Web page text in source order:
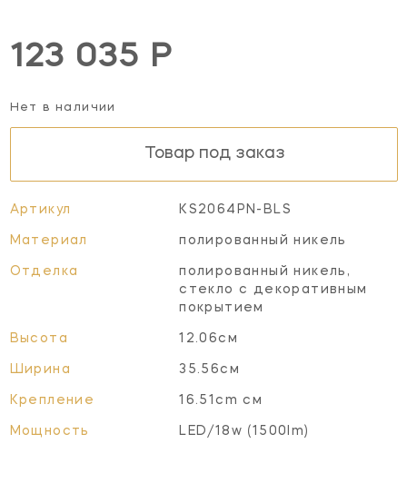
123 035 Р
Нет в наличии
Товар под заказ
Артикул KS2064PN-BLS
Материал полированный никель
Отделка
полированный никель,
стекло с декоративным
покрытием
Высота 12.06см
Ширина 35.56см
Крепление 16.51cm см
Мощность LED/18w (1500lm)